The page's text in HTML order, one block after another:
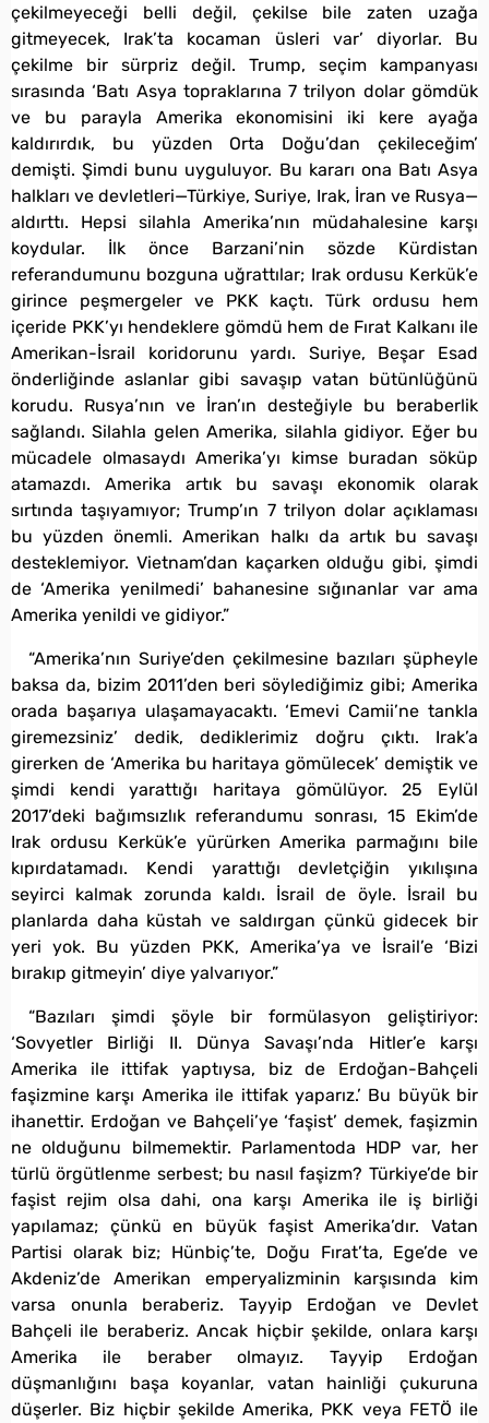
çekilmeyeceği belli değil, çekilse bile zaten uzağa
gitmeyecek, Irak’ta kocaman üsleri var’ diyorlar. Bu
çekilme bir sürpriz değil. Trump, seçim kampanyası
sırasında ‘Batı Asya topraklarına 7 trilyon dolar gömdük
ve bu parayla Amerika ekonomisini iki kere ayağa
kaldırırdık, bu yüzden Orta Doğu’dan çekileceğim’
demişti. Şimdi bunu uyguluyor. Bu kararı ona Batı Asya
halkları ve devletleri—Türkiye, Suriye, Irak, İran ve Rusya—
aldırttı. Hepsi silahla Amerika’nın müdahalesine karşı
koydular. İlk önce Barzani’nin sözde Kürdistan
referandumunu bozguna uğrattılar; Irak ordusu Kerkük’e
girince peşmergeler ve PKK kaçtı. Türk ordusu hem
içeride PKK’yı hendeklere gömdü hem de Fırat Kalkanı ile
Amerikan-İsrail koridorunu yardı. Suriye, Beşar Esad
önderliğinde aslanlar gibi savaşıp vatan bütünlüğünü
korudu. Rusya’nın ve İran’ın desteğiyle bu beraberlik
sağlandı. Silahla gelen Amerika, silahla gidiyor. Eğer bu
mücadele olmasaydı Amerika’yı kimse buradan söküp
atamazdı. Amerika artık bu savaşı ekonomik olarak
sırtında taşıyamıyor; Trump’ın 7 trilyon dolar açıklaması
bu yüzden önemli. Amerikan halkı da artık bu savaşı
desteklemiyor. Vietnam’dan kaçarken olduğu gibi, şimdi
de ‘Amerika yenilmedi’ bahanesine sığınanlar var ama
Amerika yenildi ve gidiyor.”
“Amerika’nın Suriye’den çekilmesine bazıları şüpheyle
baksa da, bizim 2011’den beri söylediğimiz gibi; Amerika
orada başarıya ulaşamayacaktı. ‘Emevi Camii’ne tankla
giremezsiniz’ dedik, dediklerimiz doğru çıktı. Irak’a
girerken de ‘Amerika bu haritaya gömülecek’ demiştik ve
şimdi kendi yarattığı haritaya gömülüyor. 25 Eylül
2017’deki bağımsızlık referandumu sonrası, 15 Ekim’de
Irak ordusu Kerkük’e yürürken Amerika parmağını bile
kıpırdatamadı. Kendi yarattığı devletçiğin yıkılışına
seyirci kalmak zorunda kaldı. İsrail de öyle. İsrail bu
planlarda daha küstah ve saldırgan çünkü gidecek bir
yeri yok. Bu yüzden PKK, Amerika’ya ve İsrail’e ‘Bizi
bırakıp gitmeyin’ diye yalvarıyor.”
“Bazıları şimdi şöyle bir formülasyon geliştiriyor:
‘Sovyetler Birliği II. Dünya Savaşı’nda Hitler’e karşı
Amerika ile ittifak yaptıysa, biz de Erdoğan-Bahçeli
faşizmine karşı Amerika ile ittifak yaparız.’ Bu büyük bir
ihanettir. Erdoğan ve Bahçeli’ye ‘faşist’ demek, faşizmin
ne olduğunu bilmemektir. Parlamentoda HDP var, her
türlü örgütlenme serbest; bu nasıl faşizm? Türkiye’de bir
faşist rejim olsa dahi, ona karşı Amerika ile iş birliği
yapılamaz; çünkü en büyük faşist Amerika’dır. Vatan
Partisi olarak biz; Hünbiç’te, Doğu Fırat’ta, Ege’de ve
Akdeniz’de Amerikan emperyalizminin karşısında kim
varsa onunla beraberiz. Tayyip Erdoğan ve Devlet
Bahçeli ile beraberiz. Ancak hiçbir şekilde, onlara karşı
Amerika ile beraber olmayız. Tayyip Erdoğan
düşmanlığını başa koyanlar, vatan hainliği çukuruna
düşerler. Biz hiçbir şekilde Amerika, PKK veya FETÖ ile